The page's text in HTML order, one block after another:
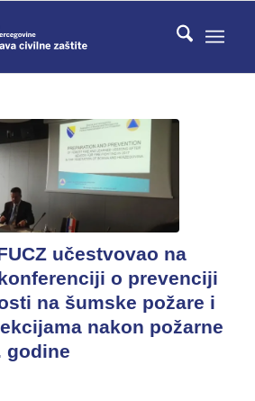
učestvovao na
o prevenciji
na šumske požare i
nakon požarne
godine